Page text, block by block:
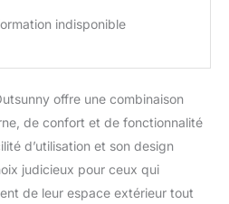
indisponible
offre une combinaison
de confort et de fonctionnalité
d’utilisation et son design
judicieux pour ceux qui
de leur espace extérieur tout